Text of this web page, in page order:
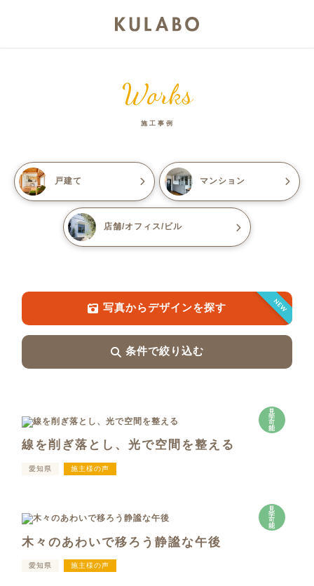
Works
施工事例
戸建て マンション
店舗/オフィス/ビル
NEW
写真からデザインを探す
条件で絞り込む
見
学
可
能
線を削ぎ落とし、光で空間を整える
愛知県 施主様の声
見
学
可
能
木々のあわいで移ろう静謐な午後
愛知県 施主様の声